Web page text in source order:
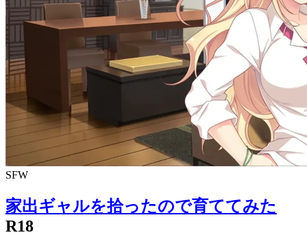
SFW
家出ギャルを拾ったので育ててみた
R18